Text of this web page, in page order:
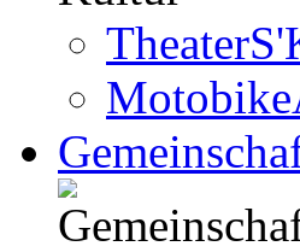
Theater
Motobike